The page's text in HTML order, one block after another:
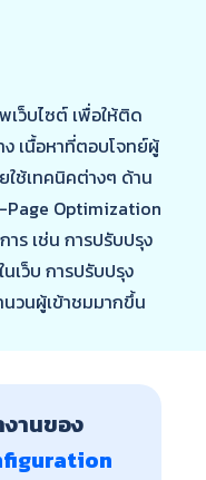
เว็บไซต์ เพื่อให้ติด
เนื้อหาที่ตอบโจทย์ผู้
ใช้เทคนิคต่างๆ ด้าน
Page Optimization
าร เช่น การปรับปรุง
นเว็บ การปรับปรุง
วนผู้เข้าชมมากขึ้น
งานของ